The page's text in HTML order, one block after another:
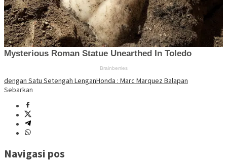
dengan Satu Setengah LenganHonda : Marc Marquez Balapan
Sebarkan
Navigasi pos